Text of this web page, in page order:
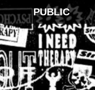
PUBLIC